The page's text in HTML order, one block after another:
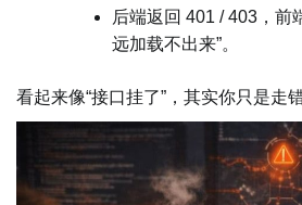
后端返回 401 / 403，前
远加载不出来”。
看起来像“接口挂了”，其实你只是走